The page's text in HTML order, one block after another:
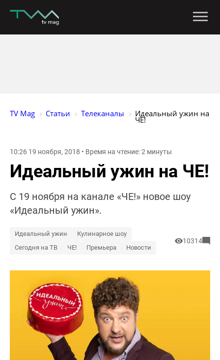
TV Mag Статьи Телеканалы Идеальный ужин на
ЧЕ!
10:26 19 ноября, 2018 • Время на чтение: 2 минуты
Идеальный ужин на ЧЕ!
С 19 ноября на канале «ЧЕ!» новое шоу
«Идеальный ужин».
Идеальный ужин
Кулинарное шоу
Сегодня на ТВ
ЧЕ! Премьера Новости
10314